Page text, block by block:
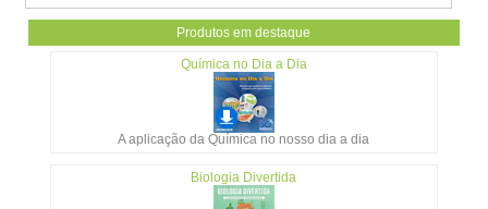
Produtos em destaque
Química no Dia a Dia
A aplicação da Química no nosso dia a dia
Biologia Divertida